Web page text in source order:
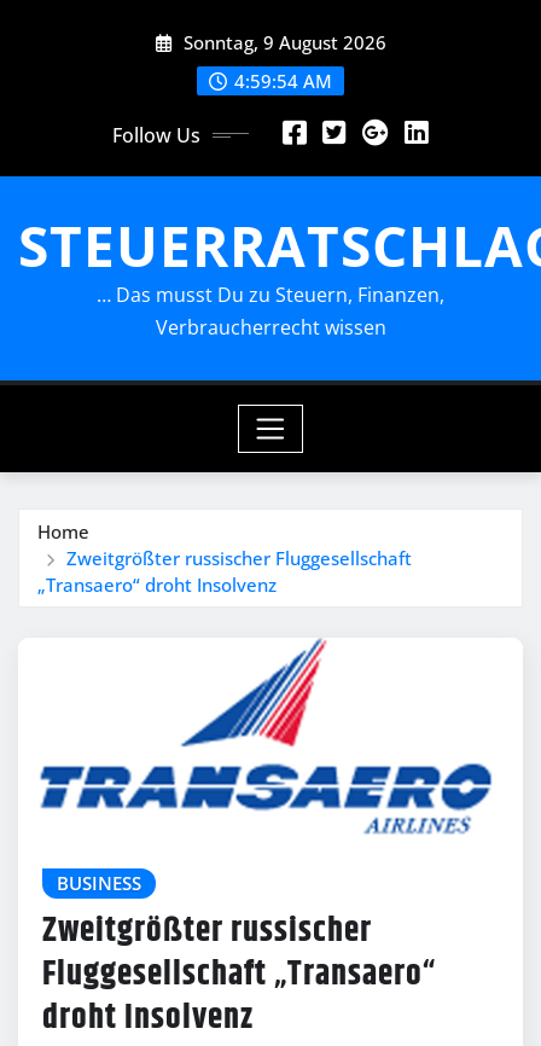
Sonntag, 9 August 2026
4:59:54 AM
Follow Us
… Das musst Du zu Steuern, Finanzen,
Verbraucherrecht wissen
Home
Zweitgrößter russischer Fluggesellschaft
„Transaero“ droht Insolvenz
BUSINESS
Zweitgrößter russischer
Fluggesellschaft „Transaero“
droht Insolvenz